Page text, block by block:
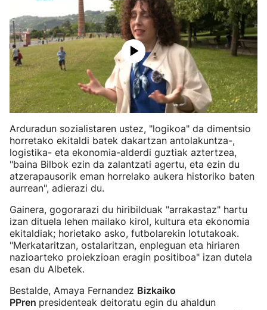
Arduradun sozialistaren ustez, "logikoa" da dimentsio
horretako ekitaldi batek dakartzan antolakuntza-,
logistika- eta ekonomia-alderdi guztiak aztertzea,
"baina Bilbok ezin da zalantzati agertu, eta ezin du
atzerapausorik eman horrelako aukera historiko baten
aurrean", adierazi du.
Gainera, gogorarazi du hiribilduak "arrakastaz" hartu
izan dituela lehen mailako kirol, kultura eta ekonomia
ekitaldiak; horietako asko, futbolarekin lotutakoak.
"Merkataritzan, ostalaritzan, enpleguan eta hiriaren
nazioarteko proiekzioan eragin positiboa" izan dutela
esan du Albetek.
Bestalde, Amaya Fernandez Bizkaiko
PPren presidenteak deitoratu egin du ahaldun